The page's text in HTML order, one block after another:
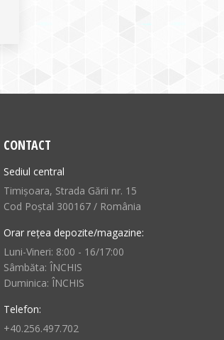
CONTACT
Sediul central
Timișoara, Strada Gării nr. 15
Cod Poștal 300167 / România
Orar rețea depozite/magazine:
Luni-Vineri: 8:00 - 16/17:00
Sâmbăta: ÎNCHIS
Duminica: ÎNCHIS
Telefon:
+40.256.497.702